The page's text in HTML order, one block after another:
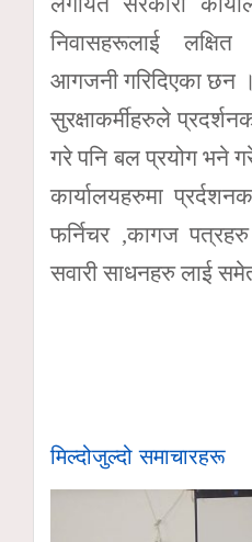
निवासहरूलाई
आगजनी गरिदिएका छन ।
सुरक्षाकर्मीहरुले
गरे पनि बल प्रयोग भने
कार्यालयहरुमा
फर्निचर ,कागज
सवारी साधनहरु लाई
मिल्दोजुल्दो समाचारहरू